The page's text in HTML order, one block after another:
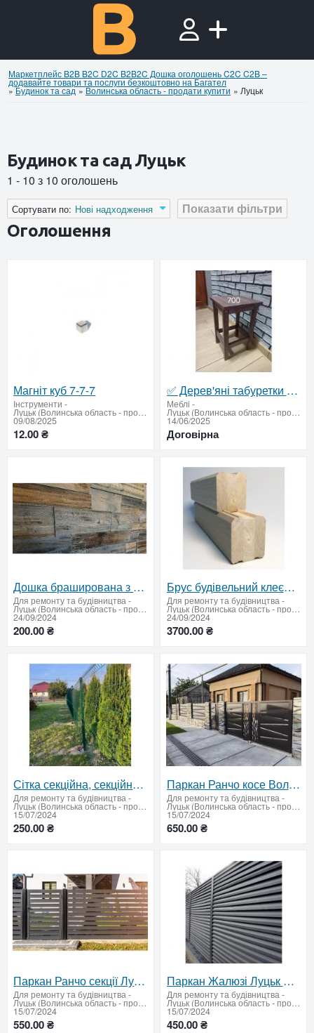
Маркетплейс B2B B2C D2C B2B2C Дошка оголошень C2C C2B –
додавайте товари та послуги безкоштовно на Багател
»Будинок та сад »Волинська область - продати купити » Луцьк
Будинок та сад Луцьк
1 - 10 з 10 оголошень
Показати фільтри
Сортувати по: Нові надходження
Оголошення
Магніт куб 7-7-7
Інструменти -
Луцьк (Волинська область - продати купити)
09/08/2025
12.00 ₴
✅ Дерев'яні табуретки з бука ручноа робота — дитячі та дорослі
Меблі -
Луцьк (Волинська область - продати купити)
14/06/2025
Договірна
Дошка браширована з термососни (штучне старіння)
Для ремонту та будівництва-
Луцьк (Волинська область - продати купити)
24/09/2024
200.00 ₴
Брус будівельний клеєний і масив з термодерева
Для ремонту та будівництва-
Луцьк (Волинська область - продати купити)
24/09/2024
3700.00 ₴
Сітка секційна, секційна огорожа купити, 3д сітка, сітка для паркану
Для ремонту та будівництва -
Луцьк (Волинська область - продати купити)
15/07/2024
250.00 ₴
Паркан Ранчо косе Волинська область Купити ламелі ранчо дешево
Для ремонту та будівництва -
Луцьк (Волинська область - продати купити)
15/07/2024
650.00 ₴
Паркан Ранчо секції Луцьк Волинська область Купити ламелі Ранчо
Для ремонту та будівництва-
Луцьк (Волинська область - продати купити)
15/07/2024
550.00 ₴
Паркан Жалюзі Луцьк Волинська область Купити ламелі жалюзі вигідно
Для ремонту та будівництва-
Луцьк (Волинська область - продати купити)
15/07/2024
450.00 ₴